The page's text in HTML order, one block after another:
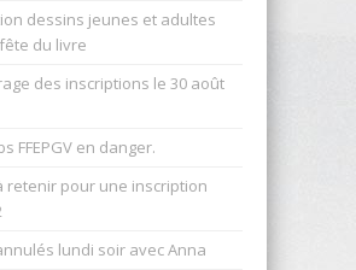
dessins jeunes et adultes
du livre
des inscriptions le 30 août
FFEPGV en danger.
retenir pour une inscription
lundi soir avec Anna